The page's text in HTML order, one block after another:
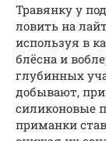
Травянку у
ловить на
используя в
блёсна и
глубинных
добывают,
силиконовые
приманки